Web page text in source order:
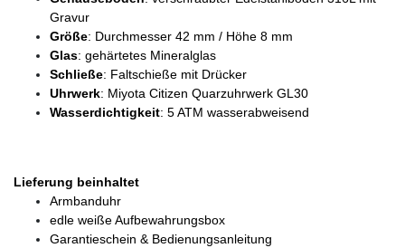
Gravur
Größe: Durchmesser 42 mm / Höhe 8 mm
Glas: gehärtetes Mineralglas
Schließe: Faltschieße mit Drücker
Uhrwerk: Miyota Citizen Quarzuhrwerk GL30
Wasserdichtigkeit: 5 ATM wasserabweisend
Lieferung beinhaltet
Armbanduhr
edle weiße Aufbewahrungsbox
Garantieschein & Bedienungsanleitung